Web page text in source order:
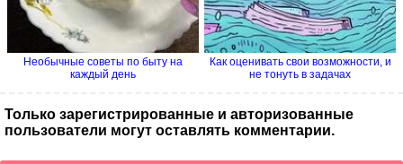
Необычные советы по быту на
каждый день
Как оценивать свои возможности, и
не тонуть в задачах
Только зарегистрированные и авторизованные
пользователи могут оставлять комментарии.